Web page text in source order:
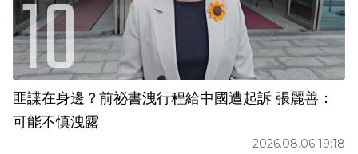
匪諜在身邊？前祕書洩行程給中國遭起訴 張麗善：
可能不慎洩露
2026.08.06 19:18